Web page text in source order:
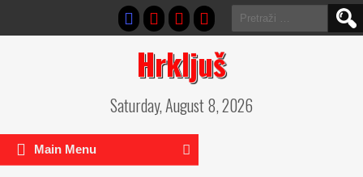
Pretraga:
Hrkljuš
Saturday, August 8, 2026
Main Menu